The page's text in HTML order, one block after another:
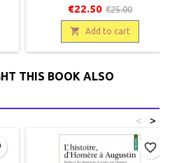
Lettres, 1982, 14 x 21, 190 pages
+ XXXII, broché, occasion.Très
bon état. Quelques corrections,
au crayon à papier, de R.
Chevallier.
€22.50 €25.00
 Add to cart
THIS BOOK ALSO
>
<
favorite_border